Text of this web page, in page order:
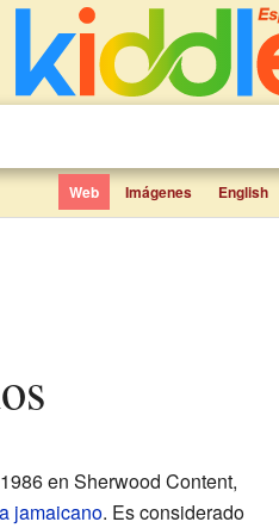
Web Imágenes English
en Sherwood Content,
jamaicano. Es considerado